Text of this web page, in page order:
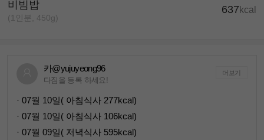
비빔밥
(1인분, 450g)
637 kcal
카@yujuyeong96
다짐을 등록 하세요!
더보기
· 07월 10일( 아침식사 277kcal)
· 07월 10일( 아침식사 106kcal)
· 07월 09일( 저녁식사 595kcal)